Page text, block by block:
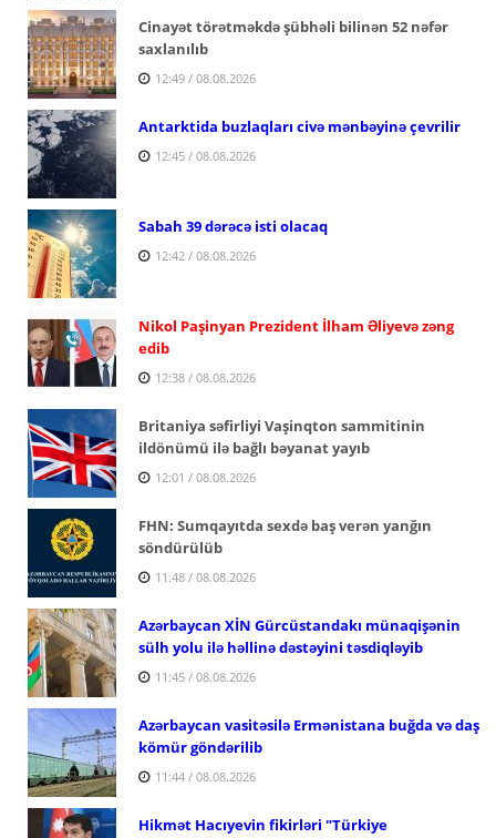
Cinayət törətməkdə şübhəli bilinən 52 nəfər
saxlanılıb
12:49 / 08.08.2026
Antarktida buzlaqları civə mənbəyinə çevrilir
12:45 / 08.08.2026
Sabah 39 dərəcə isti olacaq
12:42 / 08.08.2026
Nikol Paşinyan Prezident İlham Əliyevə zəng
edib
12:38 / 08.08.2026
Britaniya səfirliyi Vaşinqton sammitinin
ildönümü ilə bağlı bəyanat yayıb
12:01 / 08.08.2026
FHN: Sumqayıtda sexdə baş verən yanğın
söndürülüb
11:48 / 08.08.2026
Azərbaycan XİN Gürcüstandakı münaqişənin
sülh yolu ilə həllinə dəstəyini təsdiqləyib
11:45 / 08.08.2026
Azərbaycan vasitəsilə Ermənistana buğda və daş
kömür göndərilib
11:44 / 08.08.2026
Hikmət Hacıyevin fikirləri "Türkiye